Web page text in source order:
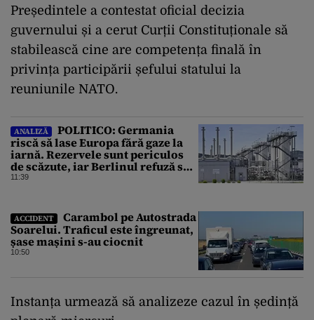
Președintele a contestat oficial decizia
guvernului și a cerut Curții Constituționale să
stabilească cine are competența finală în
privința participării șefului statului la
reuniunile NATO.
ANALIZĂ
POLITICO: Germania
riscă să lase Europa fără gaze la
iarnă. Rezervele sunt periculos
de scăzute, iar Berlinul refuză să
intervină
11:39
ACCIDENT
Carambol pe Autostrada
Soarelui. Traficul este îngreunat,
șase mașini s-au ciocnit
10:50
Instanța urmează să analizeze cazul în ședință